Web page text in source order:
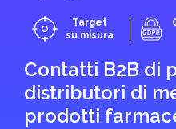
Target
su misura
Contatti B2B di
distributori di
prodotti